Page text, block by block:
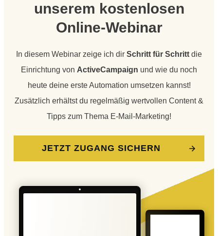
unserem kostenlosen
Online-Webinar
In diesem Webinar zeige ich dir Schritt für Schritt die
Einrichtung von ActiveCampaign und wie du noch
heute deine erste Automation umsetzen kannst!
Zusätzlich erhältst du regelmäßig wertvollen Content &
Tipps zum Thema E-Mail-Marketing!
JETZT ZUGANG SICHERN